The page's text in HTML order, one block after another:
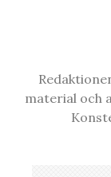
material och